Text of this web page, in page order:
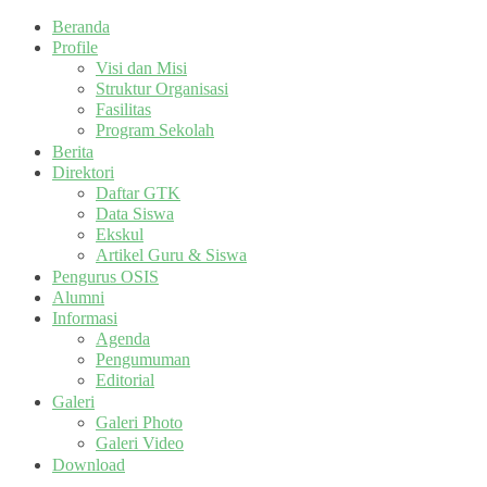
Beranda
Profile
Visi dan Misi
Struktur Organisasi
Fasilitas
Program Sekolah
Berita
Direktori
Daftar GTK
Data Siswa
Ekskul
Artikel Guru & Siswa
Pengurus OSIS
Alumni
Informasi
Agenda
Pengumuman
Editorial
Galeri
Galeri Photo
Galeri Video
Download